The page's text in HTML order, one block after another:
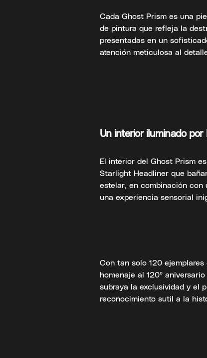
Cada Ghost Prism es una
de pintura que refleja la
presentadas en un
atención meticulosa al
Un interior iluminado por
El interior del Ghost Prism
Starlight Headliner que
estelar, en combinación
una experiencia sensorial
Con tan solo 120
homenaje al 120º
subraya la exclusividad y el
reconocimiento sutil a la